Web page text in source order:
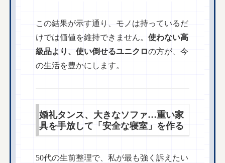
この結果が示す通り、モノは持っているだ
けでは価値を維持できません。使わない高
級品より、使い倒せるユニクロの方が、今
の生活を豊かにします。
婚礼タンス、大きなソファ…重い家
具を手放して「安全な寝室」を作る
50代の生前整理で、私が最も強く訴えたい